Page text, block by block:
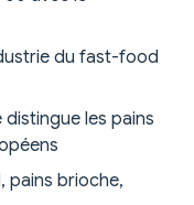
du fast-food
les pains
pains brioche,